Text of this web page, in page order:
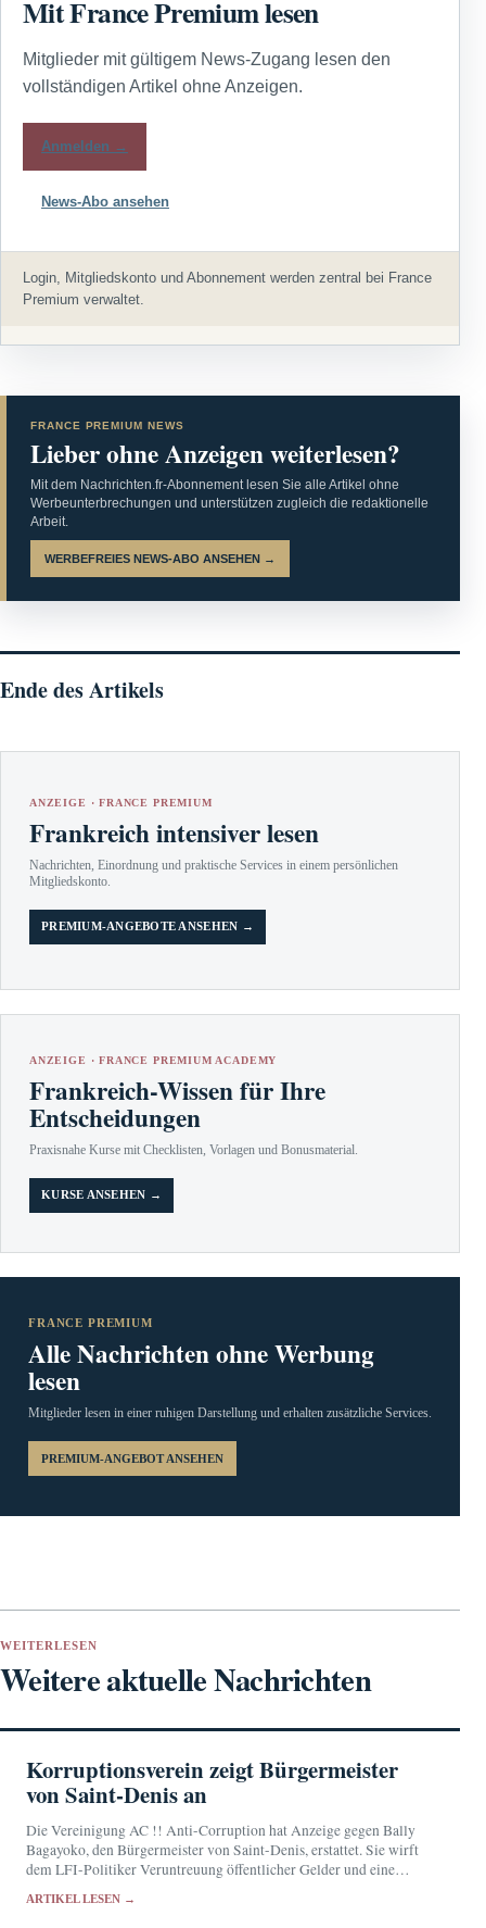
Mit France Premium lesen
Mitglieder mit gültigem News-Zugang lesen den
vollständigen Artikel ohne Anzeigen.
Anmelden →
News-Abo ansehen
Login, Mitgliedskonto und Abonnement werden zentral bei France
Premium verwaltet.
FRANCE PREMIUM NEWS
Lieber ohne Anzeigen weiterlesen?
Mit dem Nachrichten.fr-Abonnement lesen Sie alle Artikel ohne
Werbeunterbrechungen und unterstützen zugleich die redaktionelle
Arbeit.
WERBEFREIES NEWS-ABO ANSEHEN →
Ende des Artikels
ANZEIGE · FRANCE PREMIUM
Frankreich intensiver lesen
Nachrichten, Einordnung und praktische Services in einem persönlichen
Mitgliedskonto.
PREMIUM-ANGEBOTE ANSEHEN →
ANZEIGE · FRANCE PREMIUM ACADEMY
Frankreich-Wissen für Ihre
Entscheidungen
Praxisnahe Kurse mit Checklisten, Vorlagen und Bonusmaterial.
KURSE ANSEHEN →
FRANCE PREMIUM
Alle Nachrichten ohne Werbung
lesen
Mitglieder lesen in einer ruhigen Darstellung und erhalten zusätzliche Services.
PREMIUM-ANGEBOT ANSEHEN
WEITERLESEN
Weitere aktuelle Nachrichten
Korruptionsverein zeigt Bürgermeister
von Saint-Denis an
Die Vereinigung AC !! Anti-Corruption hat Anzeige gegen Bally
Bagayoko, den Bürgermeister von Saint-Denis, erstattet. Sie wirft
dem LFI-Politiker Veruntreuung öffentlicher Gelder und eine
Anschuldigungen.
ARTIKEL LESEN →